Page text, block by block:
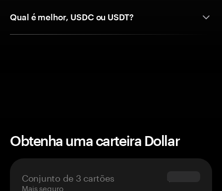
Qual é melhor, USDC ou USDT?
Obtenha uma carteira Dollar
Conjunto de 3 cartões
Mais seguro
$69.90